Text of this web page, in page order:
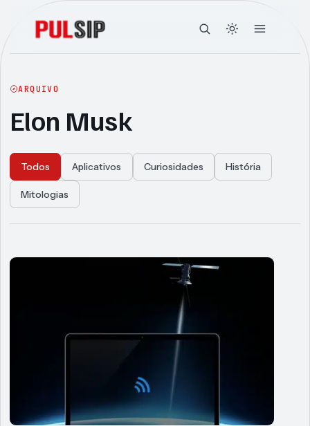
ARQUIVO
Elon Musk
Todos Aplicativos Curiosidades História
Mitologias
Articles